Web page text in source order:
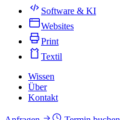
Software & KI
Websites
Print
Textil
Wissen
Über
Kontakt